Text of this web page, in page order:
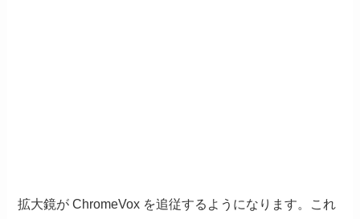
拡大鏡が ChromeVox を追従するようになります。これ